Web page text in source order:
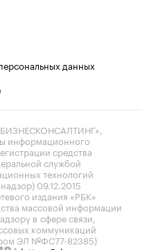
данных
информационного
средства
службой
технологий
09.12.2015
издания «РБК»
массовой информации
в сфере связи,
коммуникаций
ЭЛ №ФС77-82385)